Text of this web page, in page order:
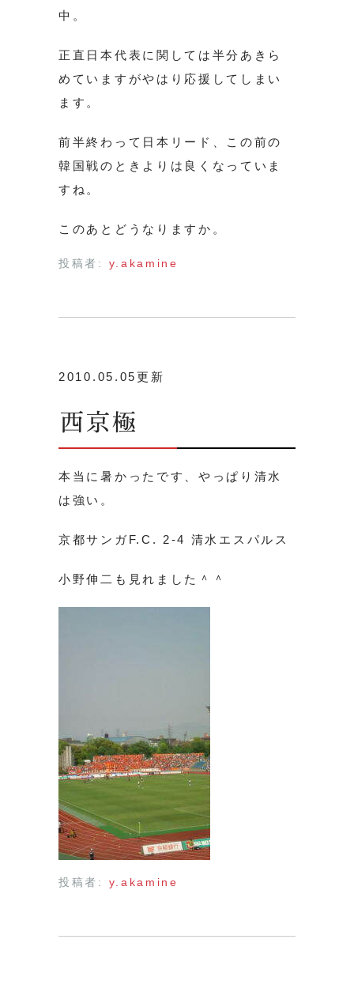
中。
正直日本代表に関しては半分あきら
めていますがやはり応援してしまい
ます。
前半終わって日本リード、この前の
韓国戦のときよりは良くなっていま
すね。
このあとどうなりますか。
投稿者: y.akamine
2010.05.05更新
西京極
本当に暑かったです、やっぱり清水
は強い。
京都サンガF.C. 2-4 清水エスパルス
小野伸二も見れました＾＾
投稿者: y.akamine